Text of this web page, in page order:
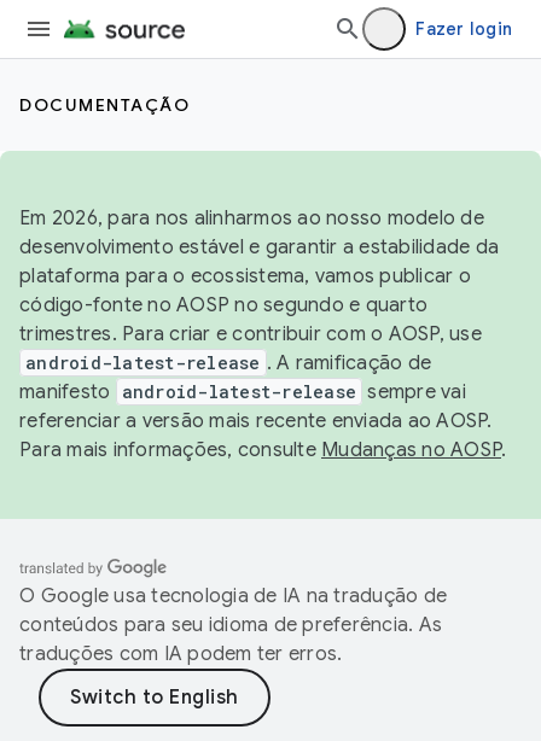
Fazer login
DOCUMENTAÇÃO
Em 2026, para nos alinharmos ao nosso modelo de
desenvolvimento estável e garantir a estabilidade da
plataforma para o ecossistema, vamos publicar o
código-fonte no AOSP no segundo e quarto
trimestres. Para criar e contribuir com o AOSP, use
android-latest-release . A ramificação de
manifesto
android-latest-release sempre vai
referenciar a versão mais recente enviada ao AOSP.
Para mais informações, consulte Mudanças no AOSP.
O Google usa tecnologia de IA na tradução de
conteúdos para seu idioma de preferência. As
traduções com IA podem ter erros.